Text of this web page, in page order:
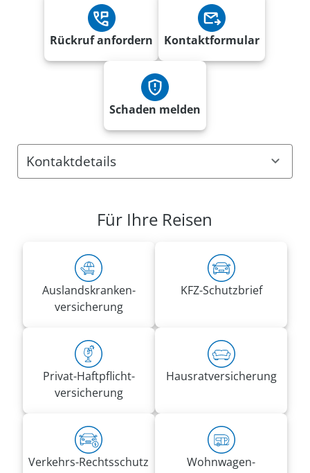
Rückruf anfordern Kontaktformular
Schaden melden
Kontaktdetails
Wauerthang 25
Rufnummern:
02351 9742888
Mobil0175 1203078
grazynabarbara.malzer@vrk-ad.de
Für Ihre Reisen
Auslandskranken­
versicherung
KFZ-Schutzbrief
Privat-Haft­pflicht­
versicherung
Hausrat­versicherung
Verkehrs-Rechtsschutz
Wohnwagen­